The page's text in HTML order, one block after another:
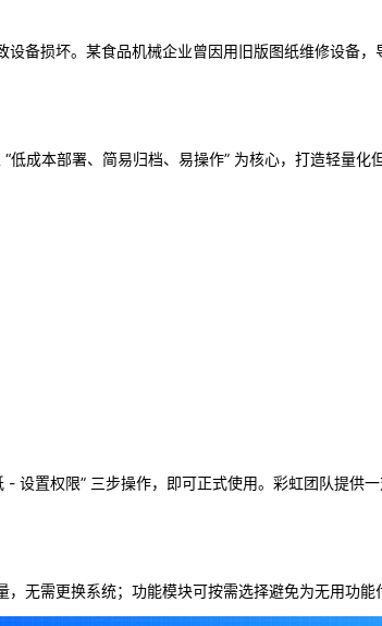
备损坏。某食品机械企业曾因用旧版图纸维修设备
成本部署、简易归档、易操作” 为核心，打造轻量化
设置权限” 三步操作，即可正式使用。彩虹团队提供
无需更换系统；功能模块可按需选择避免为无用功